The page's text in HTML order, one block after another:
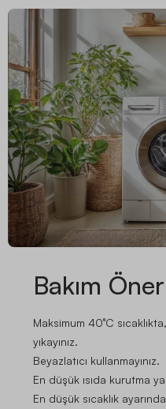
Bakım
Maksimum 40°C
yıkayınız.
Beyazlatıcı kullanmayınız.
En düşük ısıda kurutma
En düşük sıcaklık